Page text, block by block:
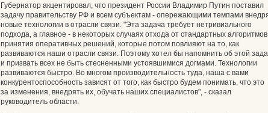
Губернатор акцентировал, что президент России Владимир Путин поставил
задачу правительству РФ и всем субъектам - опережающими темпами
новые технологии в отрасли связи. "Эта задача требует нетривиального
подхода, а главное - в некоторых случаях отхода от стандартных алгоритмов
принятия оперативных решений, которые потом повлияют на то, как
развиваются наши отрасли связи. Поэтому хотел бы напомнить об этой
и призвать всех не быть стесненными устоявшимися догмами. Технологии
развиваются быстро. Во многом производительность туда, наша с вами
конкурентоспособность зависят от того, как быстро будем понимать, что это
за изменения, внедрять их, обучать наших специалистов", - сказал
руководитель области.